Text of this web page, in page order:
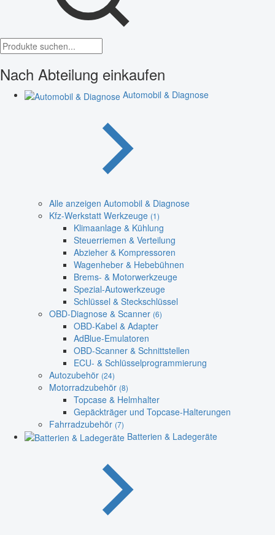
Nach Abteilung einkaufen
Automobil & Diagnose
Alle anzeigen Automobil & Diagnose
Kfz-Werkstatt Werkzeuge (1)
Klimaanlage & Kühlung
Steuerriemen & Verteilung
Abzieher & Kompressoren
Wagenheber & Hebebühnen
Brems- & Motorwerkzeuge
Spezial-Autowerkzeuge
Schlüssel & Steckschlüssel
OBD-Diagnose & Scanner (6)
OBD-Kabel & Adapter
AdBlue-Emulatoren
OBD-Scanner & Schnittstellen
ECU- & Schlüsselprogrammierung
Autozubehör (24)
Motorradzubehör (8)
Topcase & Helmhalter
Gepäckträger und Topcase-Halterungen
Fahrradzubehör (7)
Batterien & Ladegeräte